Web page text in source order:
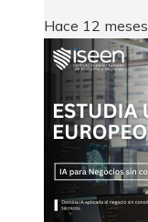
Hace 12 meses